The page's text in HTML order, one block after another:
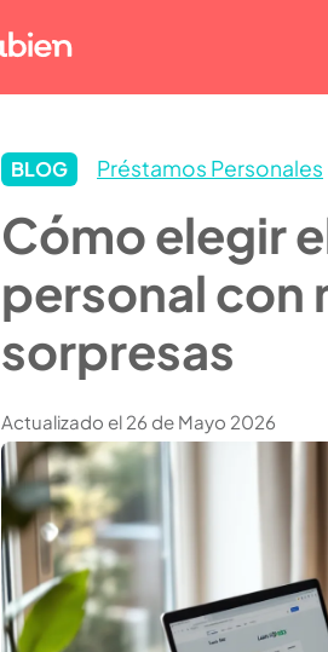
BLOG Préstamos Personales
Cómo elegir
personal con
sorpresas
Actualizado el 26 de Mayo 2026